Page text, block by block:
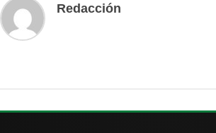
Redacción